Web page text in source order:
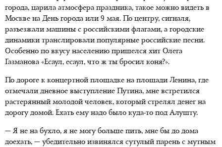
города, царила атмосфера праздника, такое можно видеть в
Москве на День города или 9 мая. По центру, сигналя,
разъезжали машины с российскими флагами, а городские
динамики транслировали популярные российские песни.
Особенно по вкусу населению пришелся хит Олега
Газманова «Есаул, есаул, что ж ты бросил коня?».
По дороге к концертной площадке на площади Ленина, где
отмечали дневное выступление Путина, мне встретился
растерянный молодой человек, который стрелял денег на
дорогу домой. Ехать ему надо было куда-то под Алушту.
— Я не на бухло, я не могу больше пить, мне бы до дома
доехать, — убедительно извинялся сутулый парень с мутным